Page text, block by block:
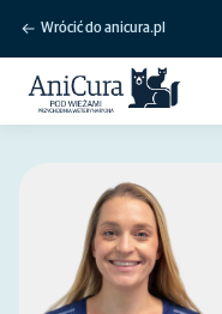
Wrócić do anicura.pl